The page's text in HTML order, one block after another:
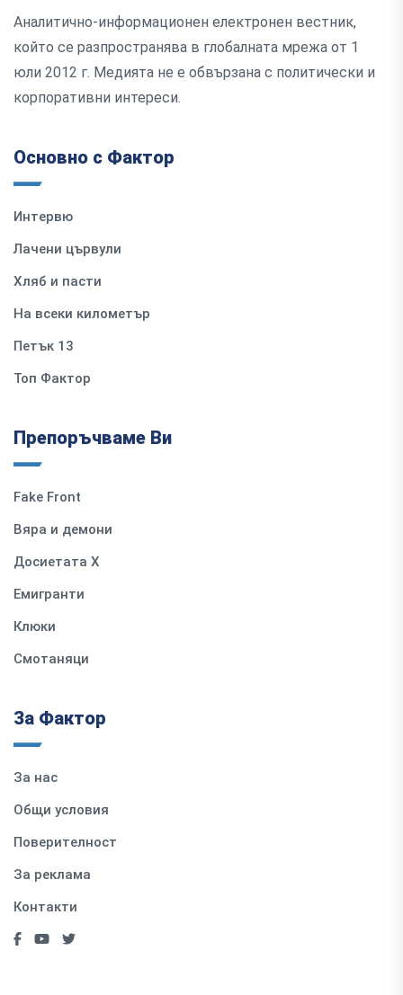
Аналитично-информационен електронен вестник,
който се разпространява в глобалната мрежа от 1
юли 2012 г. Медията не е обвързана с политически и
корпоративни интереси.
Основно с Фактор
Интервю
Лачени цървули
Хляб и пасти
На всеки километър
Петък 13
Топ Фактор
Препоръчваме Ви
Fake Front
Вяра и демони
Досиетата Х
Емигранти
Клюки
Смотаняци
За Фактор
За нас
Общи условия
Поверителност
За реклама
Контакти